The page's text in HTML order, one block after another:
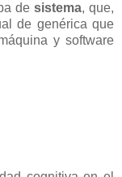
desistema, que,
de genérica que
y software